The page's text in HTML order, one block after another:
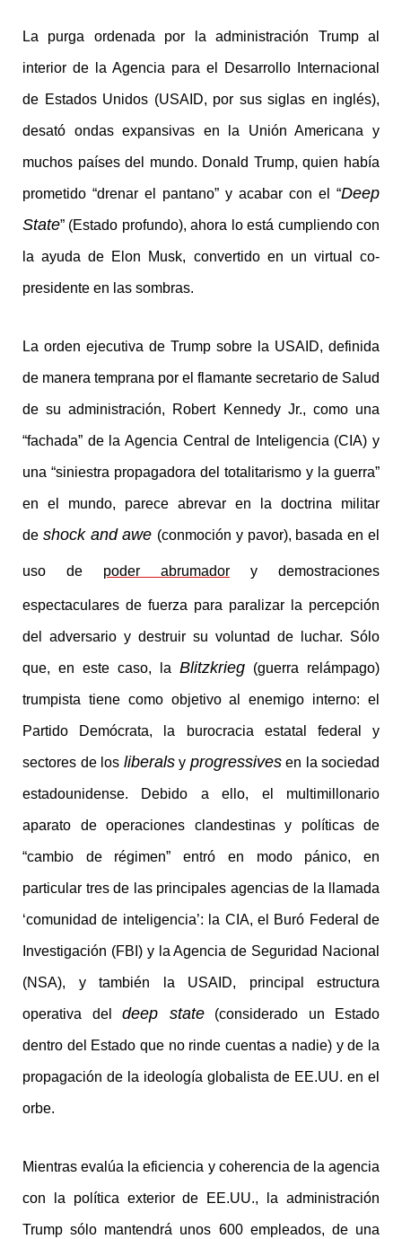
La purga ordenada por la administración Trump al
interior de la Agencia para el Desarrollo Internacional
de Estados Unidos (USAID, por sus siglas en inglés),
desató ondas expansivas en la Unión Americana y
muchos países del mundo. Donald Trump, quien había
prometido “drenar el pantano” y acabar con el “Deep
State” (Estado profundo), ahora lo está cumpliendo con
la ayuda de Elon Musk, convertido en un virtual co-
presidente en las sombras.
La orden ejecutiva de Trump sobre la USAID, definida
de manera temprana por el flamante secretario de Salud
de su administración, Robert Kennedy Jr., como una
“fachada” de la Agencia Central de Inteligencia (CIA) y
una “siniestra propagadora del totalitarismo y la guerra”
en el mundo, parece abrevar en la doctrina militar
de shock and awe (conmoción y pavor), basada en el
uso de poder abrumador y demostraciones
espectaculares de fuerza para paralizar la percepción
del adversario y destruir su voluntad de luchar. Sólo
que, en este caso, la Blitzkrieg (guerra relámpago)
trumpista tiene como objetivo al enemigo interno: el
Partido Demócrata, la burocracia estatal federal y
sectores de los liberalsy progressivesen la sociedad
estadounidense. Debido a ello, el multimillonario
aparato de operaciones clandestinas y políticas de
“cambio de régimen” entró en modo pánico, en
particular tres de las principales agencias de la llamada
‘comunidad de inteligencia’: la CIA, el Buró Federal de
Investigación (FBI) y la Agencia de Seguridad Nacional
(NSA), y también la USAID, principal estructura
operativa del deep state(considerado un Estado
dentro del Estado que no rinde cuentas a nadie) y de la
propagación de la ideología globalista de EE.UU. en el
orbe.
Mientras evalúa la eficiencia y coherencia de la agencia
con la política exterior de EE.UU., la administración
Trump sólo mantendrá unos 600 empleados, de una